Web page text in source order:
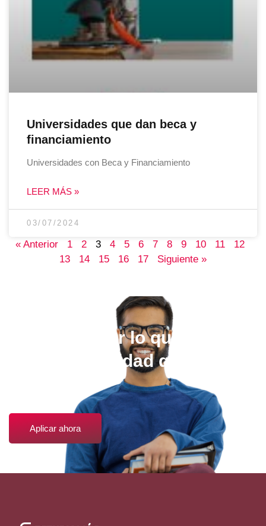
Universidades que dan beca y
financiamiento
Universidades con Beca y Financiamiento
LEER MÁS »
03/07/2024
« Anterior 1 2 3 4 5 6 7 8 9 10 11
12
13
14 15 16 17 Siguiente »
Elige estudiar lo que quieras,
en la universidad que más te
Aplicar ahora